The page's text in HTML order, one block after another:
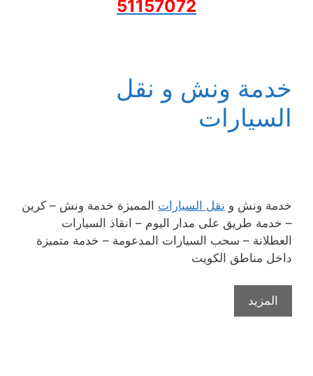
51157072
خدمة ونش و نقل
السيارات
خدمة ونش و نقل السيارات المميزة خدمة ونش – كرين
– خدمة طريق على مدار اليوم – انقاذ السيارات
العطلانة – سحب السيارات المدعومة – خدمة متميزة
داخل مناطق الكويت
المزيد